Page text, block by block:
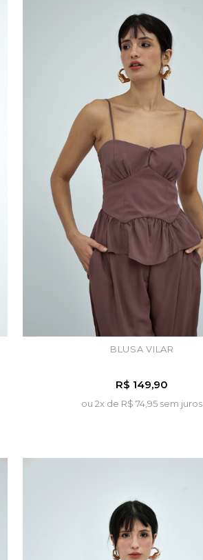
BLUSA VILAR
R$ 149,90
ou 2x de R$ 74,95 sem juros